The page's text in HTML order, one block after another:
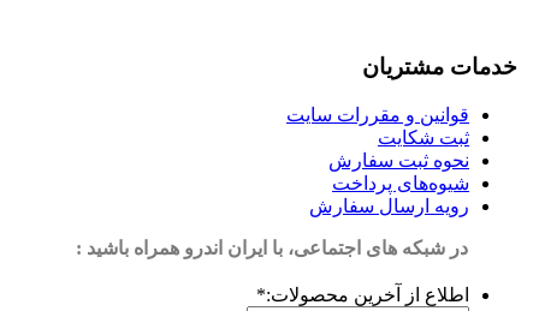
خدمات مشتریان
قوانین و مقررات سایت
ثبت شکایت
نحوه ثبت سفارش
شیوه‌های پرداخت
رویه ارسال سفارش
در شبکه های اجتماعی، با ایران اندرو همراه باشید :
اطلاع از آخرین محصولات:*